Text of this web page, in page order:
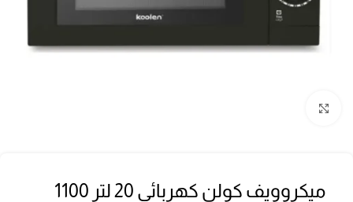
ميكروويف كولن كهربائي 20 لتر 1100